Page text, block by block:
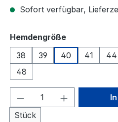
Sofort verfügbar,
Hemdengrößeauswählen
38
39 40 41 44
48
Produkt Anzahl:
Stück